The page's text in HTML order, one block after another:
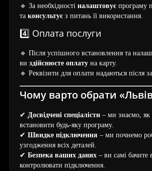
🔹 За необхідності налаштовує програму
та консультує з питань її використання.
4️⃣ Оплата послуги
🔹 Після успішного встановлення та
ви здійснюєте оплату на карту.
🔹 Реквізити для оплати надаються після
Чому варто обрати
✔ Досвідчені спеціалісти – ми знаємо, як
встановити будь-яку програму.
✔ Швидке підключення – ми почнемо
узгодження всіх деталей.
✔ Безпека ваших даних – ви самі бачите
контролювати підключення.